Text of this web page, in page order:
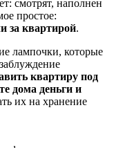
смотрят, наполнен
простое:
за квартирой.
лампочки, которые
квартиру под
дома деньги и
их на хранение